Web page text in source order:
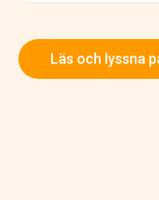
Läs och lyssna